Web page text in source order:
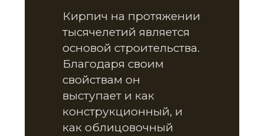
Кирпич на протяжении
тысячелетий является
основой строительства.
Благодаря своим
свойствам он
выступает и как
конструкционный, и
как облицовочный